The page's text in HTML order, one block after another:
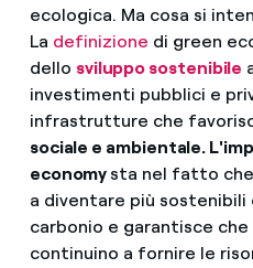
ecologica. Ma cosa si
La definizione di green
dello sviluppo sostenibile
investimenti pubblici e
infrastrutture che
sociale e ambientale.
economy sta nel fatto
a diventare più sostenibili
carbonio e garantisce
continuino a fornire le